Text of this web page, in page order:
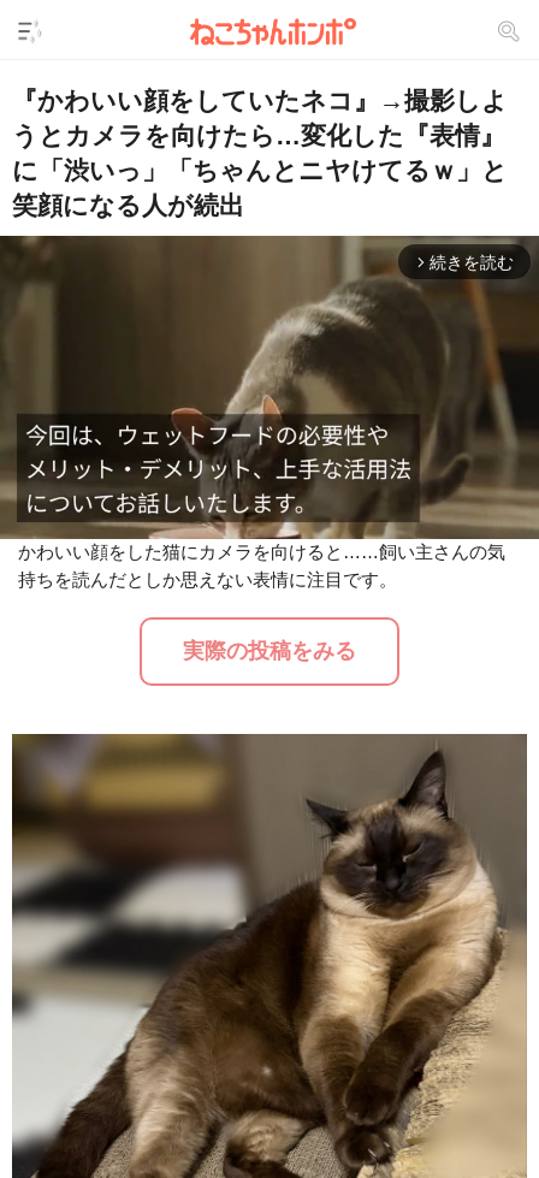
『かわいい顔をしていたネコ』→撮影しよ
うとカメラを向けたら…変化した『表情』
に「渋いっ」「ちゃんとニヤけてるｗ」と
笑顔になる人が続出
arrow_forward_ios 続きを読む
かわいい顔をした猫にカメラを向けると……飼い主さんの気
持ちを読んだとしか思えない表情に注目です。
実際の投稿をみる